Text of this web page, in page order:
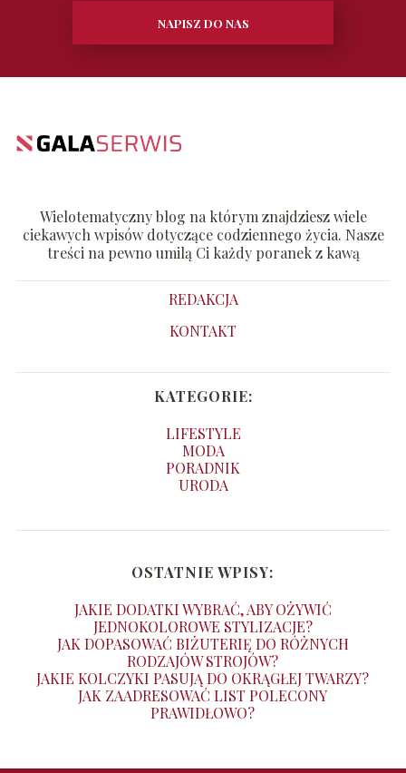
NAPISZ DO NAS
Wielotematyczny blog na którym znajdziesz wiele
ciekawych wpisów dotyczące codziennego życia. Nasze
treści na pewno umilą Ci każdy poranek z kawą
REDAKCJA
KONTAKT
KATEGORIE:
LIFESTYLE
MODA
PORADNIK
URODA
OSTATNIE WPISY:
JAKIE DODATKI WYBRAĆ, ABY OŻYWIĆ
JEDNOKOLOROWE STYLIZACJE?
JAK DOPASOWAĆ BIŻUTERIĘ DO RÓŻNYCH
RODZAJÓW STROJÓW?
JAKIE KOLCZYKI PASUJĄ DO OKRĄGŁEJ TWARZY?
JAK ZAADRESOWAĆ LIST POLECONY
PRAWIDŁOWO?